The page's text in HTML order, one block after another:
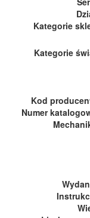
Kategorie
Kategorie
Kod
Numer